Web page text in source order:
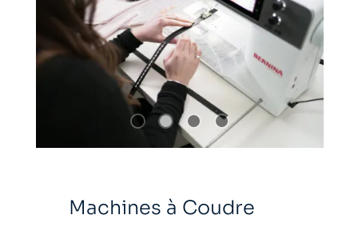
Machines à Coudre